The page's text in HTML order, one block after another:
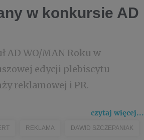
w konkursie AD
AD WO/MAN Roku w
edycji plebiscytu
reklamowej i PR.
czytaj więcej...
REKLAMA DAWID SZCZEPANIAK